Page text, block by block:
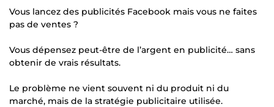
Vous lancez des publicités Facebook mais vous ne faites
pas de ventes ?
Vous dépensez peut-être de l’argent en publicité… sans
obtenir de vrais résultats.
Le problème ne vient souvent ni du produit ni du
marché, mais de la stratégie publicitaire utilisée.